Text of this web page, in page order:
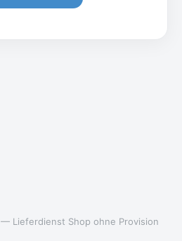
— Lieferdienst Shop ohne Provision